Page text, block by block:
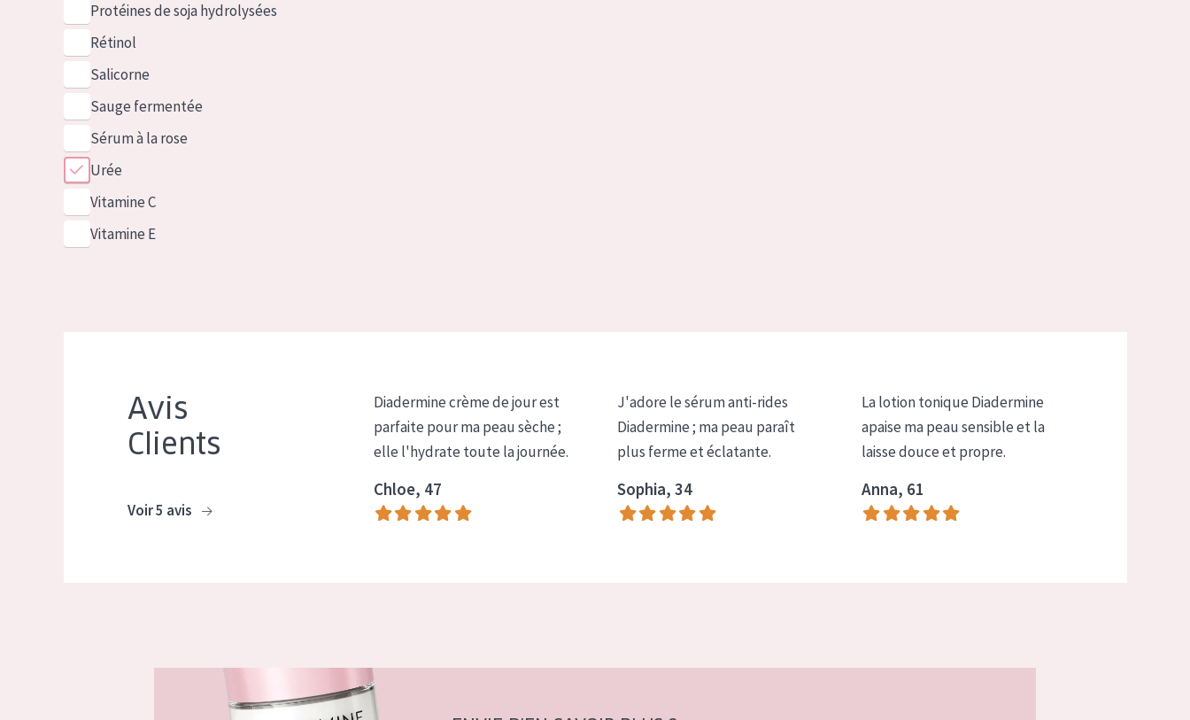
Protéines de soja hydrolysées
Rétinol
Salicorne
Sauge fermentée
Sérum à la rose
Urée
Vitamine C
Vitamine E
Avis
Clients
Voir 5 avis
Diadermine crème de jour est
parfaite pour ma peau sèche ;
elle l'hydrate toute la journée.
Chloe, 47
J'adore le sérum anti-rides
Diadermine ; ma peau paraît
plus ferme et éclatante.
Sophia, 34
La lotion tonique Diadermine
apaise ma peau sensible et la
laisse douce et propre.
Anna, 61